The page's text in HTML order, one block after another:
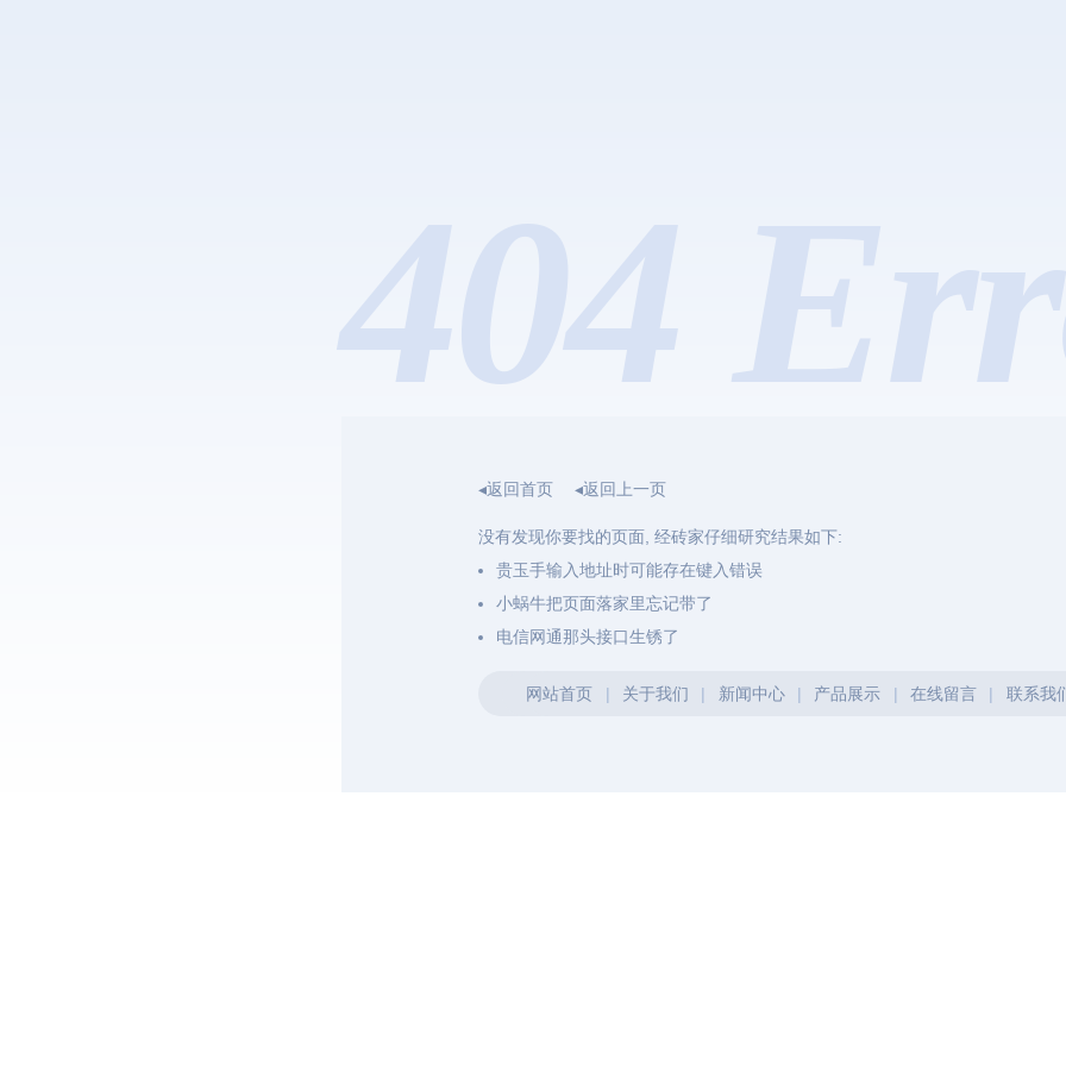
404
◂返回首页 ◂返回上一页
没有发现你要找的页面, 经砖家仔细研究结果如下:
贵玉手输入地址时可能存在键入错误
小蜗牛把页面落家里忘记带了
电信网通那头接口生锈了
网站首页 | 关于我们 | 新闻中心| 产品展示 | 在线留言| 联系我